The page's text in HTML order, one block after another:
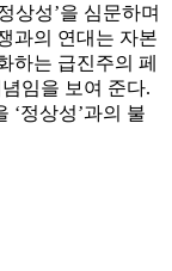
상성’을 심문하며
과의 연대는 자본
하는 급진주의 페
임을 보여 준다.
‘정상성’과의 불